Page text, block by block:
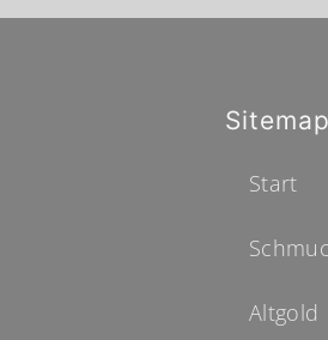
Sitemap
Start
Altgold